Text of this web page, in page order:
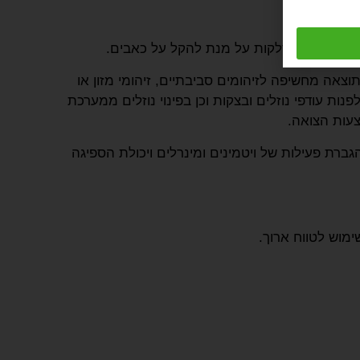
נוגדות דלקות על מנת להקל על כאבים.
מחשיפה לזיהומים סביבתיים, זיהומי מזון או
נוזלים ובצקות וכן בפינוי נוזלים ממערכת
הצואה.
פעילות של ויטמינים ומינרלים ויכולת הספיגה
לטווח ארוך.